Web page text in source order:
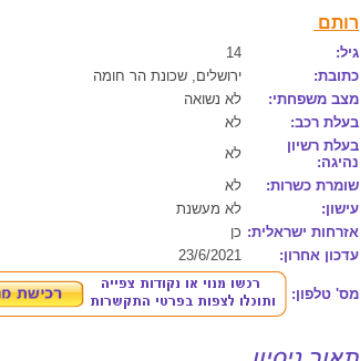
רותם
גיל:
14
כתובת:
ירושלים, שכונת הר חומה
מצב משפחתי:
לא נשואה
בעלת רכב:
לא
בעלת רשיון
נהיגה:
לא
שומרת כשרות:
לא
עישון:
לא מעשנת
אזרחות ישראלית: כן
עדכון אחרון:
23/6/2021
מס' טלפון: